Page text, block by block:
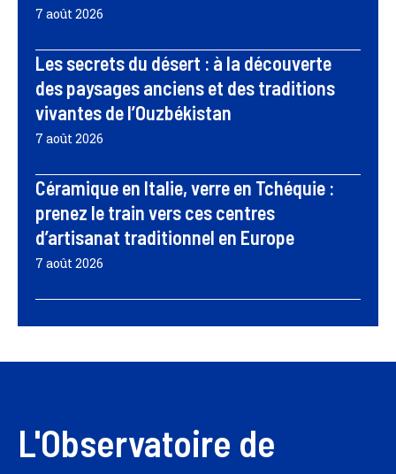
7 août 2026
Les secrets du désert : à la découverte
des paysages anciens et des traditions
vivantes de l’Ouzbékistan
7 août 2026
Céramique en Italie, verre en Tchéquie :
prenez le train vers ces centres
d’artisanat traditionnel en Europe
7 août 2026
L'Observatoire de